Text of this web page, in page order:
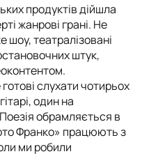
продуктів дійшла
жанрові грані. Не
шоу, театралізовані
штук,
слухати чотирьох
один на
обрамляється в
Франко» працюють з
ми робили